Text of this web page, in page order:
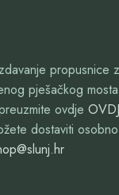
propusnice
pješačkog
ovdje
dostaviti